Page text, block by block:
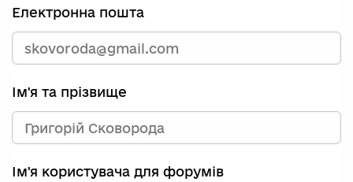
Електронна пошта
Ім'я та прізвище
Ім'я користувача для форумів